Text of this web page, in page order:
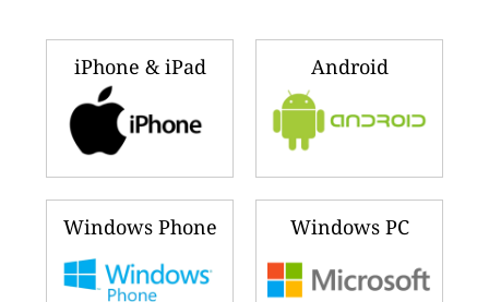
iPhone & iPad Android
Windows Phone Windows PC